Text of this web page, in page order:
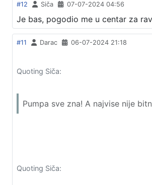
#12 Siča 07-07-2024 04:56
Je bas, pogodio me u centar za
#11 Darac 06-07-2024 21:18
Quoting Siča:
Pumpa sve zna! A najvise nije
Quoting Siča: